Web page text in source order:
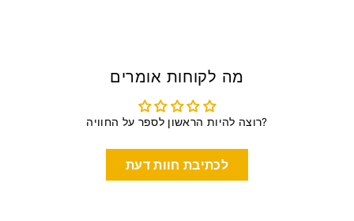
מה לקוחות אומרים
רוצה להיות הראשון לספר על החוויה?
לכתיבת חוות דעת